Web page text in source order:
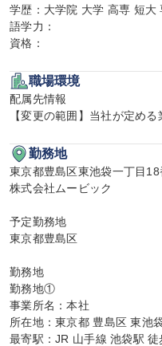
学歴：大学院 大学 高専 短大
語学力：
資格：
職場環境
配属先情報
【変更の範囲】当社が定める
勤務地
東京都豊島区東池袋一丁目
株式会社ムービック
予定勤務地
東京都豊島区
勤務地
勤務地①
事業所名：本社
所在地：東京都 豊島区 東池
最寄駅：JR 山手線 池袋駅